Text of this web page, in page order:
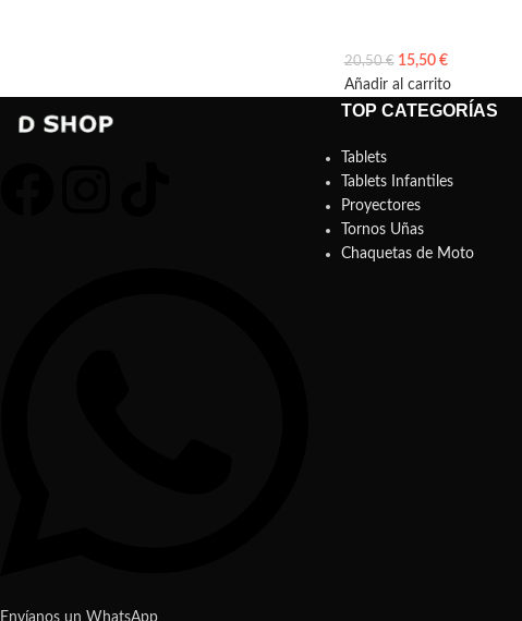
20,50€ 15,50 €
Añadir al carrito
TOP CATEGORÍAS
Tablets
Tablets Infantiles
Proyectores
Tornos Uñas
Chaquetas de Moto